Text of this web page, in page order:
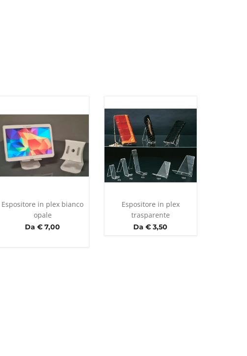
Espositore in plex bianco
opale
Da € 7,00
Espositore in plex
trasparente
Da € 3,50